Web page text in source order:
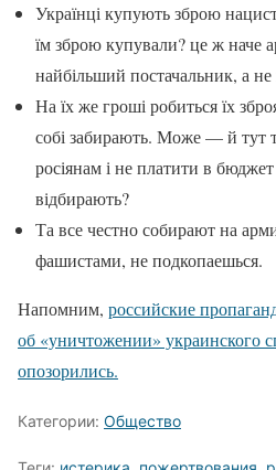
Українці купують зброю
їм зброю купували? це ж наче
найбільший постачальник, а
На їх же гроші робиться їх
собі забирають. Може — й тут
росіянам і не платити в бюджет
відбирають?
Та все честно собирают на
фашистами, не подкопаешься.
Напомним, российские
об «уничтожении» украинского
опозорились.
Категории: Общество